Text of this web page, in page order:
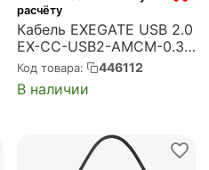
расчёту
Кабель EXEGATE USB 2.0
EX-CC-USB2-AMCM-0.3
(USB Type C/USB 2.0 Am,
3A, 0,3м) (EX294772RUS)
Код товара: 446112
В наличии